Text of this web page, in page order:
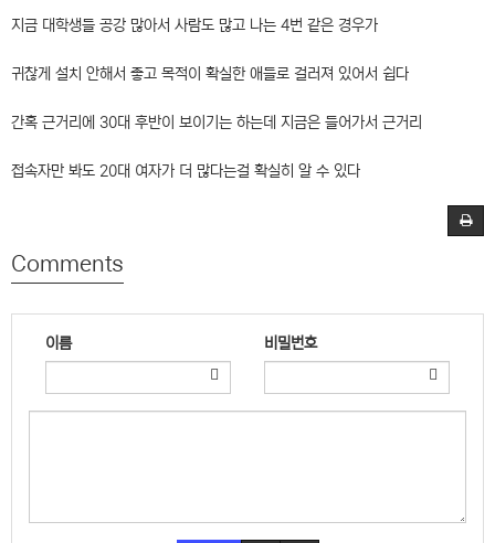
지금 대학생들 공강 많아서 사람도 많고 나는 4번 같은 경우가
귀찮게 설치 안해서 좋고 목적이 확실한 애들로 걸러져 있어서 쉽다
간혹 근거리에 30대 후반이 보이기는 하는데 지금은 들어가서 근거리
접속자만 봐도 20대 여자가 더 많다는걸 확실히 알 수 있다
Comments
이름 비밀번호